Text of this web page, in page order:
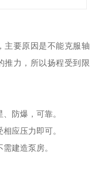
主要原因是不能克服轴
推力，所以扬程受到限
防爆，可靠。
应压力即可。
建造泵房。